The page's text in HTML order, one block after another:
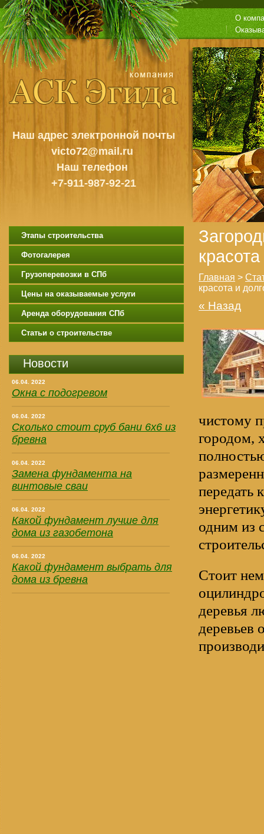
О
Наш адрес электронной почты
victo72@mail.ru
Наш телефон
+7-911-987-92-21
Этапы строительства
Фотогалерея
Грузоперевозки в СПб
Цены на оказываемые услуги
Аренда оборудования СПб
Статьи о строительстве
Новости
06.04. 2022
Окна с подогревом
06.04. 2022
Сколько стоит сруб бани 6х6 из
бревна
06.04. 2022
Замена фундамента на
винтовые сваи
06.04. 2022
Какой фундамент лучше для
дома из газобетона
06.04. 2022
Какой фундамент выбрать для
дома из бревна
Главная >
красота и
« Назад
чистому
городом,
передать
одним из
Стоит
деревья
деревьев